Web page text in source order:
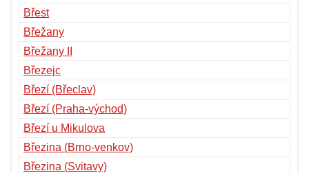
Břest
Břežany
Břežany II
Březejc
Březí (Břeclav)
Březí (Praha-východ)
Březí u Mikulova
Březina (Brno-venkov)
Březina (Svitavy)